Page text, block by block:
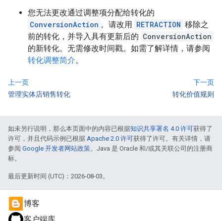
您无法更改通过调整项分配给转化的
ConversionAction 。请改用 RETRACTION 移除之
前的转化，并导入具有更新后的 ConversionAction
的新转化。无需修改时间戳。如需了解详情，请参阅
转化调整简介。
上一页
管理实体店销售转化
下一页
转化价值规则
如未另行说明，那么本页面中的内容已根据知识共享署名 4.0 许可获得了
许可，并且代码示例已根据 Apache 2.0 许可获得了许可。有关详情，请
参阅 Google 开发者网站政策。Java 是 Oracle 和/或其关联公司的注册商
标。
最后更新时间 (UTC)：2026-08-03。
博客